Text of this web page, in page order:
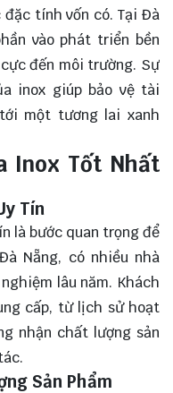
tính vốn có. Tại Đà
vào phát triển bền
đến môi trường. Sự
inox giúp bảo vệ tài
một tương lai xanh
Inox Tốt Nhất
Tín
là bước quan trọng để
Nẵng, có nhiều nhà
lâu năm. Khách
cấp, từ lịch sử hoạt
nhận chất lượng sản
Sản Phẩm